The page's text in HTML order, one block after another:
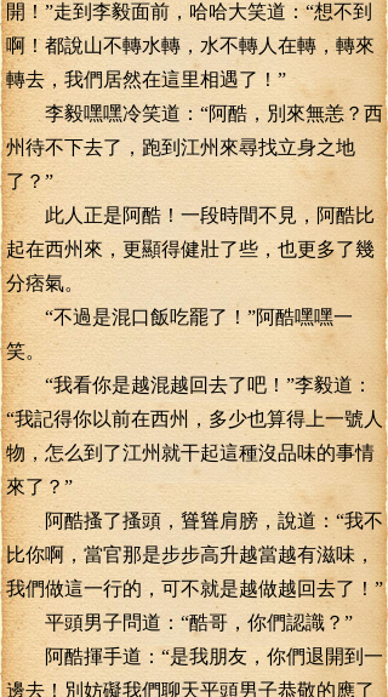
開！”走到李毅面前，哈哈大笑道：“想不到
啊！都說山不轉水轉，水不轉人在轉，轉來
轉去，我們居然在這里相遇了！”
李毅嘿嘿冷笑道：“阿酷，別來無恙？西
州待不下去了，跑到江州來尋找立身之地
了？”
此人正是阿酷！一段時間不見，阿酷比
起在西州來，更顯得健壯了些，也更多了幾
分痞氣。
“不過是混口飯吃罷了！”阿酷嘿嘿一
笑。
“我看你是越混越回去了吧！”李毅道：
“我記得你以前在西州，多少也算得上一號人
物，怎么到了江州就干起這種沒品味的事情
來了？”
阿酷搔了搔頭，聳聳肩膀，說道：“我不
比你啊，當官那是步步高升越當越有滋味，
我們做這一行的，可不就是越做越回去了！”
平頭男子問道：“酷哥，你們認識？”
阿酷揮手道：“是我朋友，你們退開到一
邊去！別妨礙我們聊天平頭男子恭敬的應了